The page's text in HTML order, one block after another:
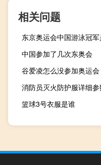
相关问题
东京奥运会中国游泳冠
中国参加了几次东奥会
谷爱凌怎么没参加奥运会
消防员灭火防护服详细参
篮球3号衣服是谁